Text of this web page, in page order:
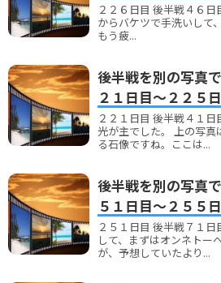
２２６日目 後半戦４６
からバケツで手洗いして
もう疲...
後半戦を別の写真
２１日目～２２５
２２１日目 後半戦４１
光が主でした。 上の写真
る石像ですね。ここは...
後半戦を別の写真
５１日目～２５５
２５１日目 後半戦７１
して、まずはオンネトー
が、予想していたより...